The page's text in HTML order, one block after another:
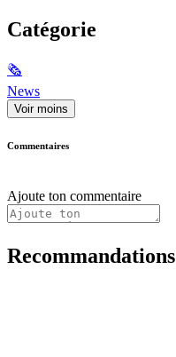
Catégorie
🗞
News
Voir moins
Commentaires
Ajoute ton commentaire
Recommandations